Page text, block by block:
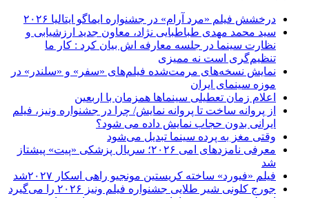
درخشش فیلم «مرد آرام» در جشنواره ایماگو ایتالیا ۲۰۲۶
سید محمد مهدی طباطبایی نژاد، معاون جدید ارزشیابی و
نظارت سینما در جلسه معارفه اش بیان کرد : کار ما
تنظیم‌گری است نه ممیزی
نمایش نسخه‌های مرمت‌شده فیلم‌های «سفر» و «سلندر» در
موزه سینمای ایران
اعلام زمان تعطیلی سینماها همزمان با اربعین
از پروانه ساخت تا پروانه نمایش/ چرا در جشنواره ونیز، فیلم
ایرانی بدون حجاب نمایش داده می شود؟
وقتی مغز به پرده سینما تبدیل می‌شود
معرفی نامزدهای امی ۲۰۲۶؛ سریال پزشکی «پیت» پیشتاز
شد
فیلم «فیورد» ساخته کریستین مونجیو راهی اسکار ۲۰۲۷شد
جورج کلونی شیر طلایی جشنواره فیلم ونیز ۲۰۲۶ را می‌گیرد